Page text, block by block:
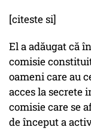
[citeste si]
El a adăugat că
comisie
oameni care au
acces la secrete
comisie care se
de început a